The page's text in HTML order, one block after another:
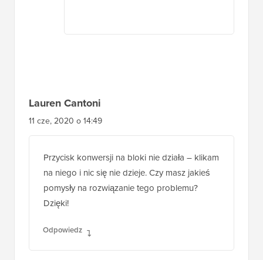
Lauren Cantoni
11 cze, 2020 o 14:49
Przycisk konwersji na bloki nie działa – klikam
na niego i nic się nie dzieje. Czy masz jakieś
pomysły na rozwiązanie tego problemu?
Dzięki!
Odpowiedz